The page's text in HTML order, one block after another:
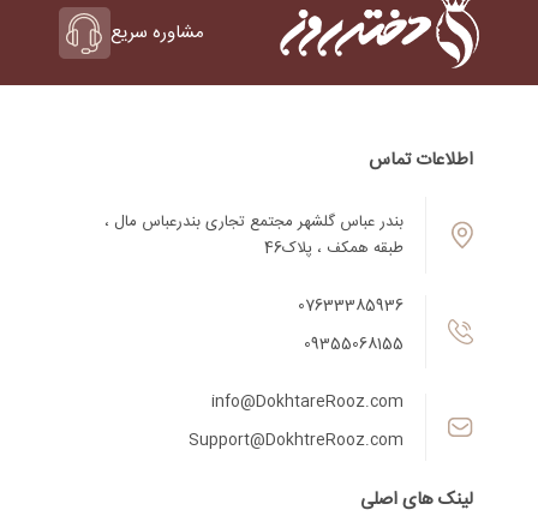
مشاوره سریع
اطلاعات تماس
بندر عباس گلشهر مجتمع تجاری بندرعباس مال ،
طبقه همکف ، پلاک46
07633385936
09355068155
info@DokhtareRooz.com
Support@DokhtreRooz.com
لینک های اصلی